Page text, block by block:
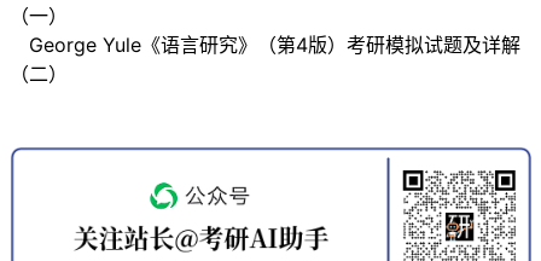
（一）
George Yule《语言研究》（第4版）考研模拟试题及详解
（二）